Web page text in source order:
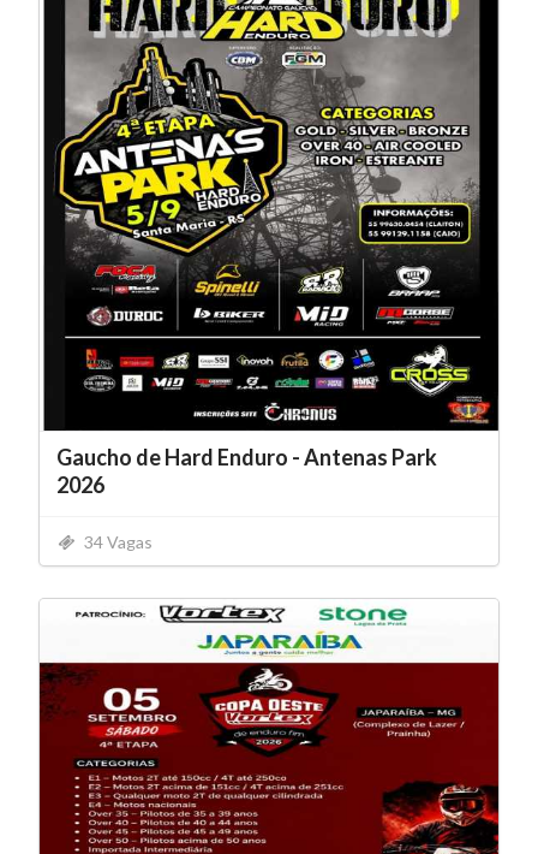
Gaucho de Hard Enduro - Antenas Park
2026
34 Vagas